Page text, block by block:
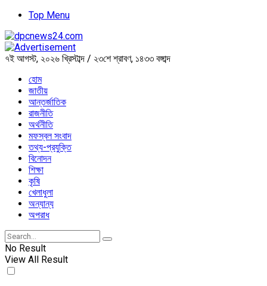
Top Menu
৭ই আগস্ট, ২০২৬ খ্রিস্টাব্দ / ২৩শে শ্রাবণ, ১৪৩৩ বঙ্গাব্দ
হোম
জাতীয়
আন্তর্জাতিক
রাজনীতি
অর্থনীতি
মফস্বল সংবাদ
তথ্য-প্রযুক্তি
বিনোদন
শিক্ষা
কৃষি
খেলাধুলা
অন্যান্য
অপরাধ
No Result
View All Result